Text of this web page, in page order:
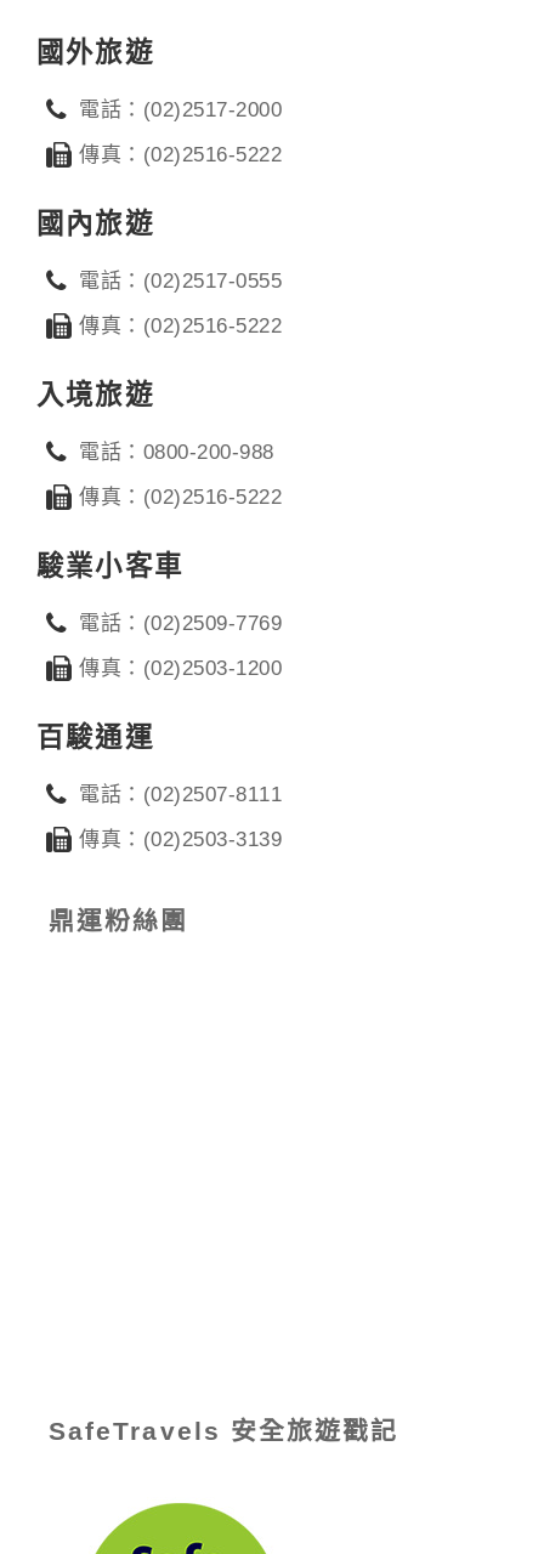
國外旅遊
電話：(02)2517-2000
傳真：(02)2516-5222
國內旅遊
電話：(02)2517-0555
傳真：(02)2516-5222
入境旅遊
電話：0800-200-988
傳真：(02)2516-5222
駿業小客車
電話：(02)2509-7769
傳真：(02)2503-1200
百駿通運
電話：(02)2507-8111
傳真：(02)2503-3139
鼎運粉絲團
SafeTravels 安全旅遊戳記